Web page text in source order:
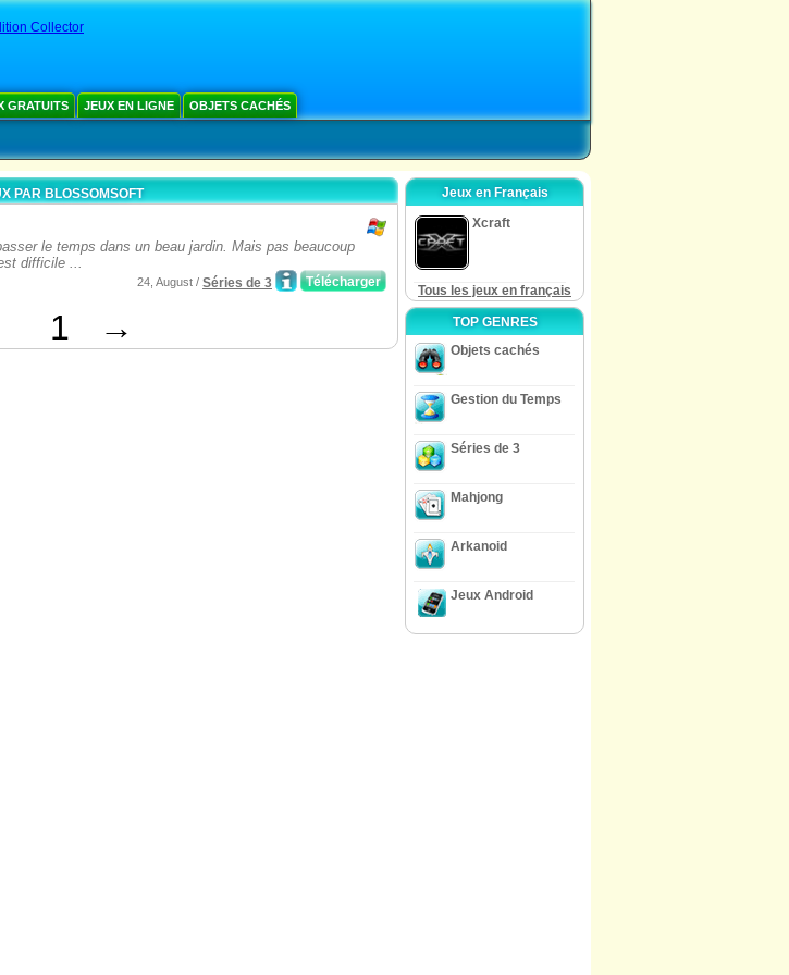
Collector
GRATUITS JEUX EN LIGNE OBJETS CACHÉS
PAR BLOSSOMSOFT
le temps dans un beau jardin. Mais pas beaucoup
difficile ...
Télécharger
24, August / Séries de 3
1 →
Jeux en Français
Xcraft
Tous les jeux en français
TOP GENRES
Objets cachés
Gestion du Temps
Séries de 3
Mahjong
Arkanoid
Jeux Android